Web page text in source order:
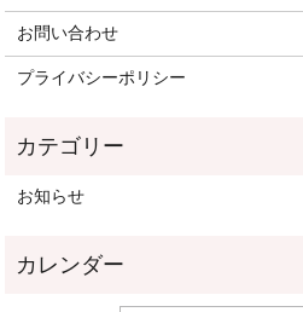
お問い合わせ
プライバシーポリシー
お知らせ